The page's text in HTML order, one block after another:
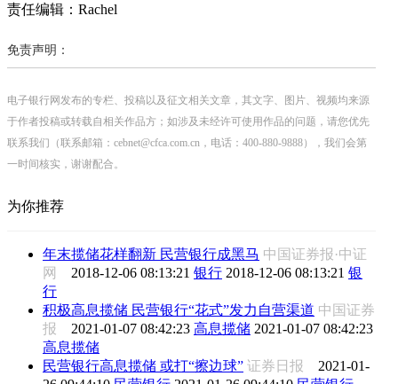
责任编辑：Rachel
免责声明：
电子银行网发布的专栏、投稿以及征文相关文章，其文字、图片、视频均来源
于作者投稿或转载自相关作品方；如涉及未经许可使用作品的问题，请您优先
联系我们（联系邮箱：cebnet@cfca.com.cn，电话：400-880-9888），我们会第
一时间核实，谢谢配合。
为你推荐
年末揽储花样翻新 民营银行成黑马 中国证券报·中证
网 2018-12-06 08:13:21 银行 2018-12-06 08:13:21 银
行
积极高息揽储 民营银行“花式”发力自营渠道 中国证券
报 2021-01-07 08:42:23 高息揽储 2021-01-07 08:42:23
高息揽储
民营银行高息揽储 或打“擦边球” 证券日报 2021-01-